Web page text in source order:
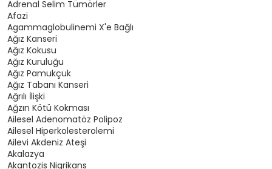
Adrenal Selim Tümörler
Afazi
Agammaglobulinemi X'e Bağlı
Ağız Kanseri
Ağız Kokusu
Ağız Kuruluğu
Ağız Pamukçuk
Ağız Tabanı Kanseri
Ağrılı İlişki
Ağzın Kötü Kokması
Ailesel Adenomatöz Polipoz
Ailesel Hiperkolesterolemi
Ailevi Akdeniz Ateşi
Akalazya
Akantozis Nigrikans